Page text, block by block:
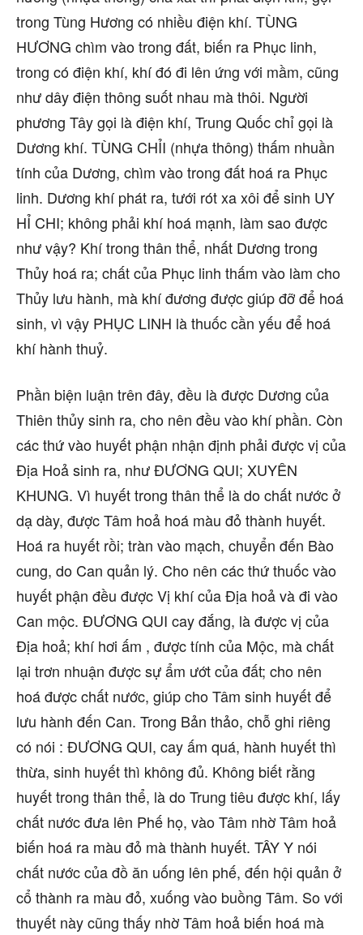
trong Tùng Hương có nhiều điện khí. TÙNG
HƯƠNG chìm vào trong đất, biến ra Phục linh,
trong có điện khí, khí đó đi lên ứng với mầm, cũng
như dây điện thông suốt nhau mà thôi. Người
phương Tây gọi là điện khí, Trung Quốc chỉ gọi là
Dương khí. TÙNG CHỈI (nhựa thông) thấm nhuần
tính của Dương, chìm vào trong đất hoá ra Phục
linh. Dương khí phát ra, tưới rót xa xôi để sinh UY
HỈ CHI; không phải khí hoá mạnh, làm sao được
như vậy? Khí trong thân thể, nhất Dương trong
Thủy hoá ra; chất của Phục linh thấm vào làm cho
Thủy lưu hành, mà khí đương được giúp đỡ để hoá
sinh, vì vậy PHỤC LINH là thuốc cần yếu để hoá
khí hành thuỷ.
Phần biện luận trên đây, đều là được Dương của
Thiên thủy sinh ra, cho nên đều vào khí phần. Còn
các thứ vào huyết phận nhận định phải được vị của
Địa Hoả sinh ra, như ĐƯƠNG QUI; XUYÊN
KHUNG. Vì huyết trong thân thể là do chất nước ở
dạ dày, được Tâm hoả hoá màu đỏ thành huyết.
Hoá ra huyết rồi; tràn vào mạch, chuyển đến Bào
cung, do Can quản lý. Cho nên các thứ thuốc vào
huyết phận đều được Vị khí của Địa hoả và đi vào
Can mộc. ĐƯƠNG QUI cay đắng, là được vị của
Địa hoả; khí hơi ấm , được tính của Mộc, mà chất
lại trơn nhuận được sự ẩm ướt của đất; cho nên
hoá được chất nước, giúp cho Tâm sinh huyết để
lưu hành đến Can. Trong Bản thảo, chỗ ghi riêng
có nói : ĐƯƠNG QUI, cay ấm quá, hành huyết thì
thừa, sinh huyết thì không đủ. Không biết rằng
huyết trong thân thể, là do Trung tiêu được khí, lấy
chất nước đưa lên Phế họ, vào Tâm nhờ Tâm hoả
biến hoá ra màu đỏ mà thành huyết. TÂY Y nói
chất nước của đồ ăn uống lên phế, đến hội quản ở
cổ thành ra màu đỏ, xuống vào buồng Tâm. So với
thuyết này cũng thấy nhờ Tâm hoả biến hoá mà